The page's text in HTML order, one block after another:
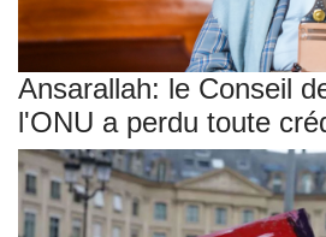
Ansarallah: le Conseil
l'ONU a perdu toute